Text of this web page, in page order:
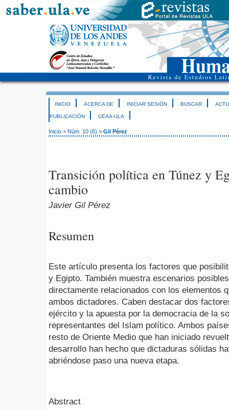
INICIO ACERCA DE INICIAR SESIÓN BUSCAR
PUBLICACIÓN CEAA-ULA
Inicio > Núm. 10 (6) > Gil Pérez
Transición política en Túnez y
cambio
Javier Gil Pérez
Resumen
Este artículo presenta los factores que
y Egipto. También muestra escenarios
directamente relacionados con los elementos
ambos dictadores. Caben destacar dos
ejército y la apuesta por la democracia de la
representantes del Islam político. Ambos
resto de Oriente Medio que han iniciado
desarrollo han hecho que dictaduras sólidas
abriéndose paso una nueva etapa.
Abstract